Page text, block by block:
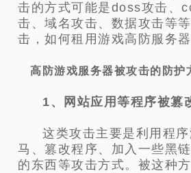
击的方式可能是doss攻击、
击、域名攻击、数据攻击等
击，如何租用游戏高防服务
高防游戏服务器被攻击的防护
1、网站应用等程序被篡
这类攻击主要是利用程
马、篡改程序、加入一些黑
的东西等攻击方式。被这种